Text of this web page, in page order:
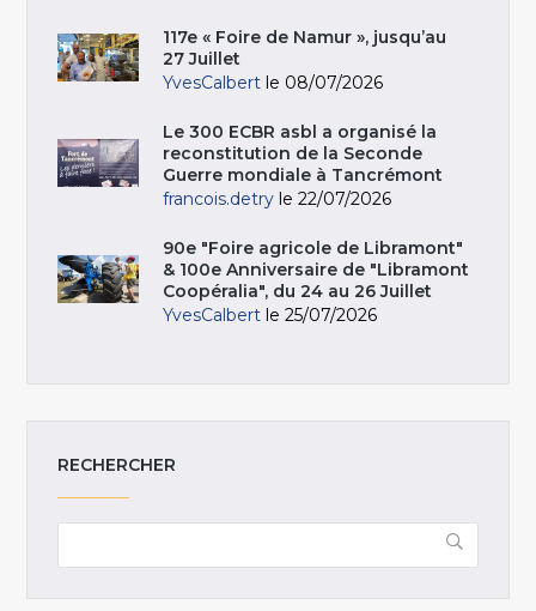
117e « Foire de Namur », jusqu’au
27 Juillet
YvesCalbert le 08/07/2026
Le 300 ECBR asbl a organisé la
reconstitution de la Seconde
Guerre mondiale à Tancrémont
francois.detry le 22/07/2026
90e "Foire agricole de Libramont"
& 100e Anniversaire de "Libramont
Coopéralia", du 24 au 26 Juillet
YvesCalbert le 25/07/2026
RECHERCHER